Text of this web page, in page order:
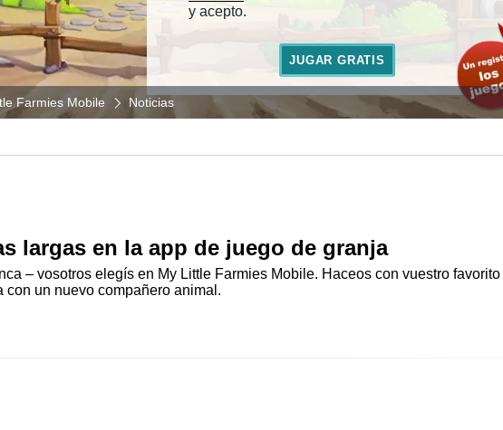
y acepto.
Farmies Mobile Noticias
largas en la app de juego de granja
– vosotros elegís en My Little Farmies Mobile. Haceos con vuestro
un nuevo compañero animal.